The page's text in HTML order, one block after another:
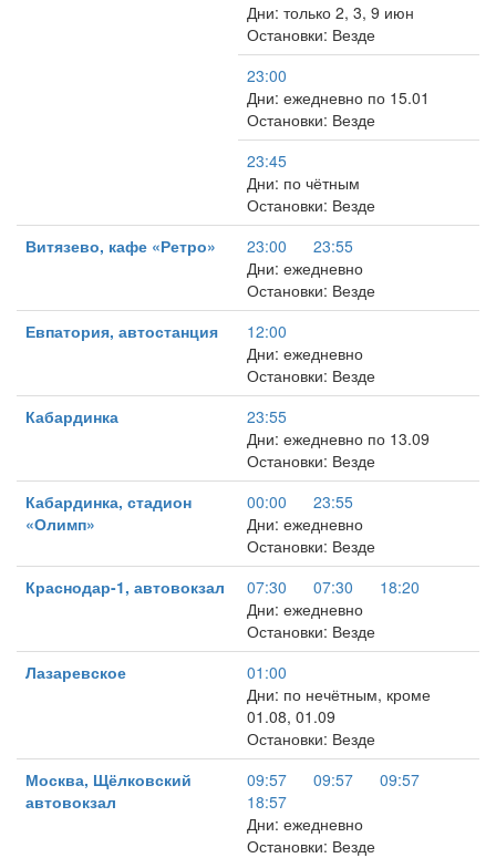
Дни: только 2, 3, 9 июн
Остановки: Везде
23:00
Дни: ежедневно по 15.01
Остановки: Везде
23:45
Дни: по чётным
Остановки: Везде
Витязево, кафе «Ретро»
23:00
23:55
Дни: ежедневно
Остановки: Везде
Евпатория, автостанция
12:00
Дни: ежедневно
Остановки: Везде
Кабардинка
23:55
Дни: ежедневно по 13.09
Остановки: Везде
Кабардинка, стадион
«Олимп»
00:00
23:55
Дни: ежедневно
Остановки: Везде
Краснодар-1, автовокзал
07:30 07:30
18:20
Дни: ежедневно
Остановки: Везде
Лазаревское
01:00
Дни: по нечётным, кроме
01.08, 01.09
Остановки: Везде
Москва, Щёлковский
автовокзал
09:57 09:57
09:57
18:57
Дни: ежедневно
Остановки: Везде